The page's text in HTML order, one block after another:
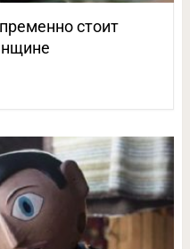
стоит